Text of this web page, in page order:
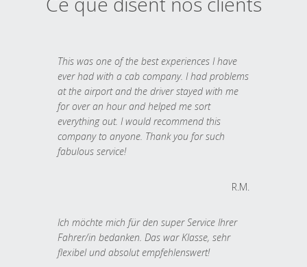
This was one of the best experiences I have
ever had with a cab company. I had problems
at the airport and the driver stayed with me
for over an hour and helped me sort
everything out. I would recommend this
company to anyone. Thank you for such
fabulous service!
R.M.
Ich möchte mich für den super Service Ihrer
Fahrer/in bedanken. Das war Klasse, sehr
flexibel und absolut empfehlenswert!